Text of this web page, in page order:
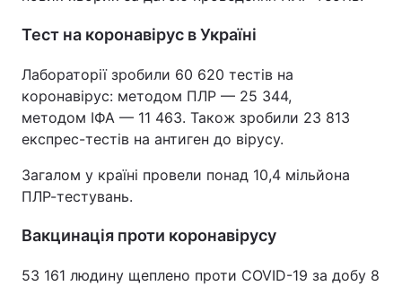
Тест на коронавірус в Україні
Лабораторії зробили 60 620 тестів на
коронавірус: методом ПЛР — 25 344,
методом ІФА — 11 463. Також зробили 23 813
експрес-тестів на антиген до вірусу.
Загалом у країні провели понад 10,4 мільйона
ПЛР-тестувань.
Вакцинація проти коронавірусу
53 161 людину щеплено проти COVID-19 за добу 8